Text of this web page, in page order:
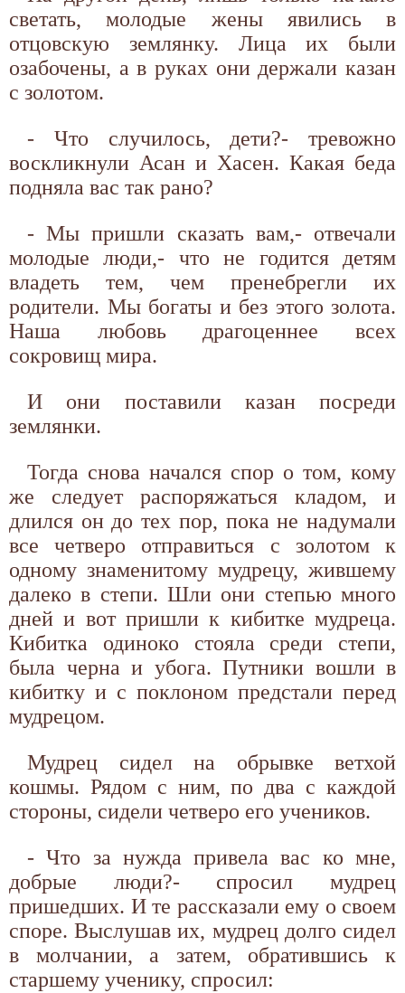
светать, молодые жены явились в
отцовскую землянку. Лица их были
озабочены, а в руках они держали казан
с золотом.
- Что случилось, дети?- тревожно
воскликнули Асан и Хасен. Какая беда
подняла вас так рано?
- Мы пришли сказать вам,- отвечали
молодые люди,- что не годится детям
владеть тем, чем пренебрегли их
родители. Мы богаты и без этого золота.
Наша любовь драгоценнее всех
сокровищ мира.
И они поставили казан посреди
землянки.
Тогда снова начался спор о том, кому
же следует распоряжаться кладом, и
длился он до тех пор, пока не надумали
все четверо отправиться с золотом к
одному знаменитому мудрецу, жившему
далеко в степи. Шли они степью много
дней и вот пришли к кибитке мудреца.
Кибитка одиноко стояла среди степи,
была черна и убога. Путники вошли в
кибитку и с поклоном предстали перед
мудрецом.
Мудрец сидел на обрывке ветхой
кошмы. Рядом с ним, по два с каждой
стороны, сидели четверо его учеников.
- Что за нужда привела вас ко мне,
добрые люди?- спросил мудрец
пришедших. И те рассказали ему о своем
споре. Выслушав их, мудрец долго сидел
в молчании, а затем, обратившись к
старшему ученику, спросил: